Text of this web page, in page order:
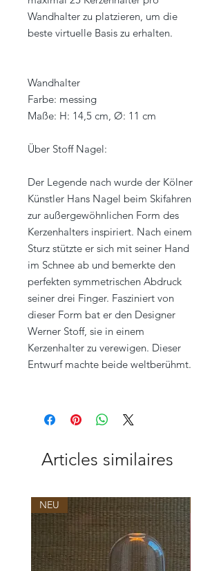
Wandhalter zu platzieren, um die
beste virtuelle Basis zu erhalten.
Wandhalter
Farbe: messing
Maße: H: 14,5 cm, Ø: 11 cm
Über Stoff Nagel:
Der Legende nach wurde der Kölner
Künstler Hans Nagel beim Skifahren
zur außergewöhnlichen Form des
Kerzenhalters inspiriert. Nach einem
Sturz stützte er sich mit seiner Hand
im Schnee ab und bemerkte den
perfekten symmetrischen Abdruck
seiner drei Finger. Fasziniert von
dieser Form bat er den Designer
Werner Stoff, sie in einem
Kerzenhalter zu verewigen. Dieser
Entwurf machte beide weltberühmt.
Articles similaires
NEU